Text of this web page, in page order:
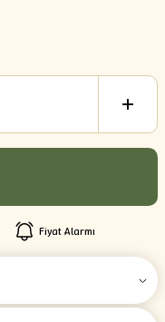
Fiyat Alarmı